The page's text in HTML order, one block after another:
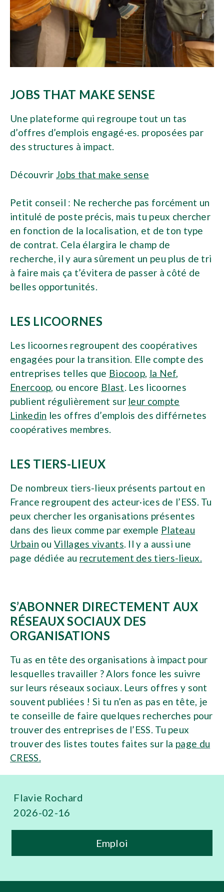
JOBS THAT MAKE SENSE
Une plateforme qui regroupe tout un tas
d’offres d’emplois engagé·es. proposées par
des structures à impact.
Découvrir Jobs that make sense
Petit conseil : Ne recherche pas forcément un
intitulé de poste précis, mais tu peux chercher
en fonction de la localisation, et de ton type
de contrat. Cela élargira le champ de
recherche, il y aura sûrement un peu plus de tri
à faire mais ça t’évitera de passer à côté de
belles opportunités.
LES LICOORNES
Les licoornes regroupent des coopératives
engagées pour la transition. Elle compte des
entreprises telles que Biocoop, la Nef,
Enercoop, ou encore Blast. Les licoornes
publient régulièrement sur leur compte
Linkedin les offres d’emplois des différnetes
coopératives membres.
LES TIERS-LIEUX
De nombreux tiers-lieux présents partout en
France regroupent des acteur·ices de l’ESS. Tu
peux chercher les organisations présentes
dans des lieux comme par exemple Plateau
Urbain ouVillages vivants. Il y a aussi une
page dédiée au recrutement des tiers-lieux.
S’ABONNER DIRECTEMENT AUX
RÉSEAUX SOCIAUX DES
ORGANISATIONS
Tu as en tête des organisations à impact pour
lesquelles travailler ? Alors fonce les suivre
sur leurs réseaux sociaux. Leurs offres y sont
souvent publiées ! Si tu n’en as pas en tête, je
te conseille de faire quelques recherches pour
trouver des entreprises de l’ESS. Tu peux
trouver des listes toutes faites sur la page du
CRESS.
Flavie Rochard
2026-02-16
Emploi